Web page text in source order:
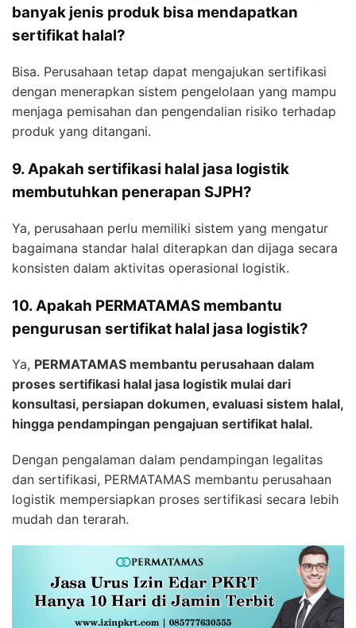
banyak jenis produk bisa mendapatkan
sertifikat halal?
Bisa. Perusahaan tetap dapat mengajukan sertifikasi
dengan menerapkan sistem pengelolaan yang mampu
menjaga pemisahan dan pengendalian risiko terhadap
produk yang ditangani.
9. Apakah sertifikasi halal jasa logistik
membutuhkan penerapan SJPH?
Ya, perusahaan perlu memiliki sistem yang mengatur
bagaimana standar halal diterapkan dan dijaga secara
konsisten dalam aktivitas operasional logistik.
10. Apakah PERMATAMAS membantu
pengurusan sertifikat halal jasa logistik?
Ya, PERMATAMAS membantu perusahaan dalam
proses sertifikasi halal jasa logistik mulai dari
konsultasi, persiapan dokumen, evaluasi sistem halal,
hingga pendampingan pengajuan sertifikat halal.
Dengan pengalaman dalam pendampingan legalitas
dan sertifikasi, PERMATAMAS membantu perusahaan
logistik mempersiapkan proses sertifikasi secara lebih
mudah dan terarah.